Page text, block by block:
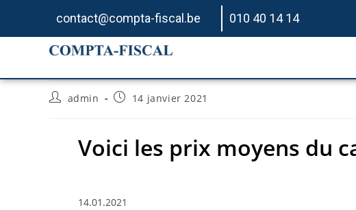
contact@compta-fiscal.be 010 40 14 14
Voici les prix moyens du
admin 14 janvier 2021
Voici les prix moyens du
14.01.2021